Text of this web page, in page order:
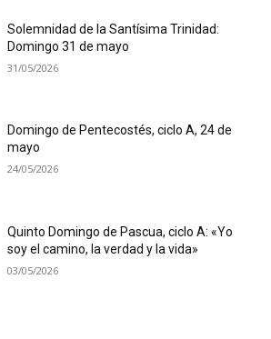
Solemnidad de la Santísima Trinidad:
Domingo 31 de mayo
31/05/2026
Domingo de Pentecostés, ciclo A, 24 de
mayo
24/05/2026
Quinto Domingo de Pascua, ciclo A: «Yo
soy el camino, la verdad y la vida»
03/05/2026